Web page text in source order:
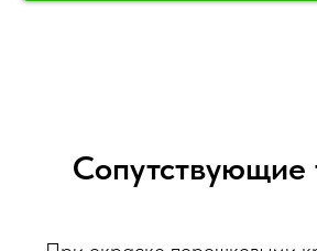
Сопутствующие